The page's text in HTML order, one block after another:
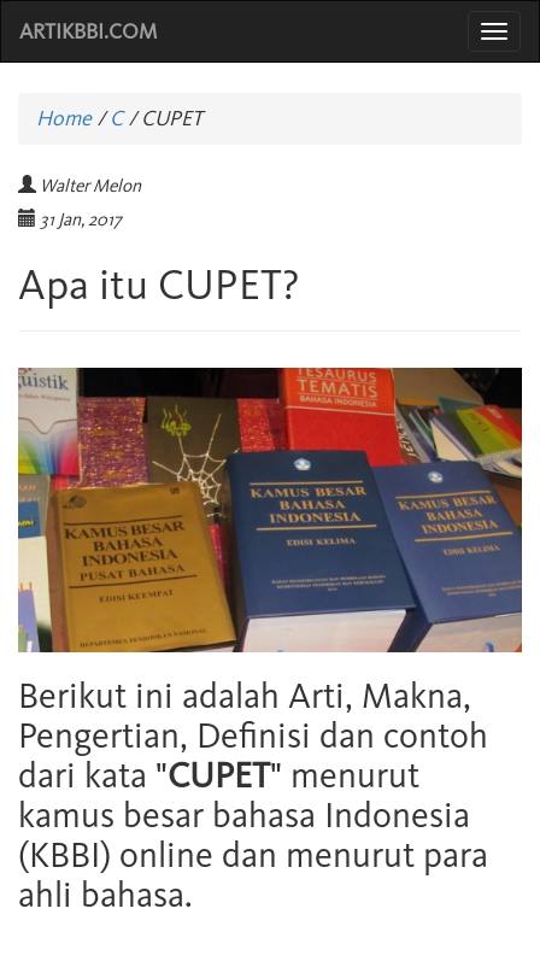
ARTIKBBI.COM
Home/C /CUPET
Walter Melon
31 Jan, 2017
Apa itu CUPET?
Berikut ini adalah Arti, Makna,
Pengertian, Definisi dan contoh
dari kata "CUPET" menurut
kamus besar bahasa Indonesia
(KBBI) online dan menurut para
ahli bahasa.